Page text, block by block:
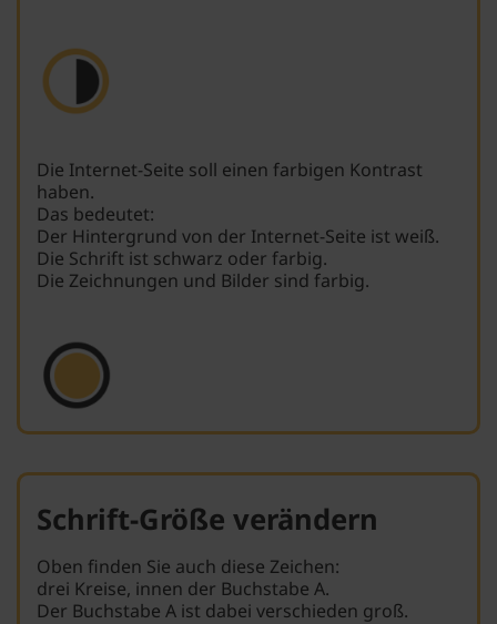
Die Internet-Seite soll einen farbigen Kontrast
haben.
Das bedeutet:
Der Hintergrund von der Internet-Seite ist weiß.
Die Schrift ist schwarz oder farbig.
Die Zeichnungen und Bilder sind farbig.
Schrift-Größe verändern
Oben finden Sie auch diese Zeichen:
drei Kreise, innen der Buchstabe A.
Der Buchstabe A ist dabei verschieden groß.